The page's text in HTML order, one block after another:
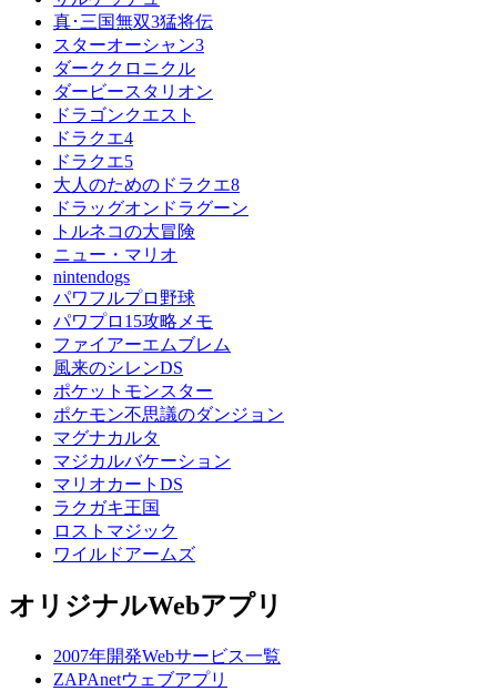
真･三国無双3猛将伝
スターオーシャン3
ダーククロニクル
ダービースタリオン
ドラゴンクエスト
ドラクエ4
ドラクエ5
大人のためのドラクエ8
ドラッグオンドラグーン
トルネコの大冒険
ニュー・マリオ
nintendogs
パワフルプロ野球
パワプロ15攻略メモ
ファイアーエムブレム
風来のシレンDS
ポケットモンスター
ポケモン不思議のダンジョン
マグナカルタ
マジカルバケーション
マリオカートDS
ラクガキ王国
ロストマジック
ワイルドアームズ
オリジナルWebアプリ
2007年開発Webサービス一覧
ZAPAnetウェブアプリ